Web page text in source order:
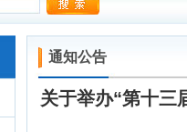
通知公告
关于举办“第十三